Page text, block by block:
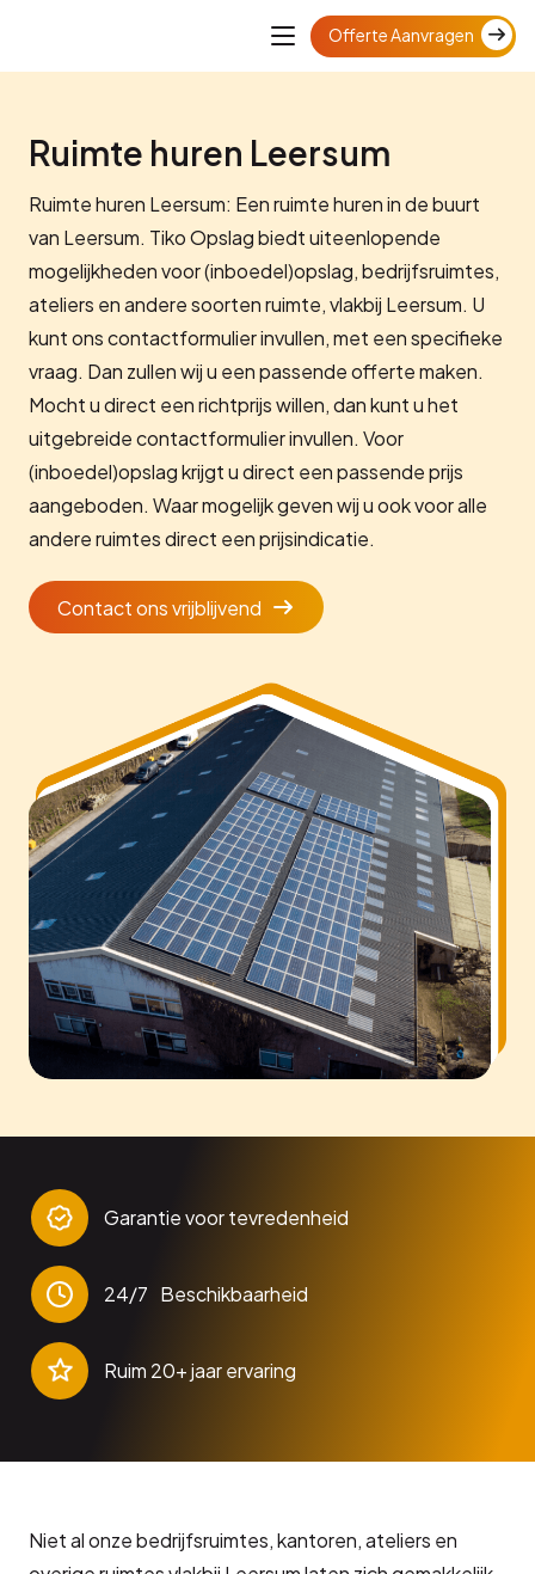
Offerte Aanvragen
Ruimte huren Leersum
Ruimte huren Leersum: Een ruimte huren in de buurt
van Leersum. Tiko Opslag biedt uiteenlopende
mogelijkheden voor (inboedel)opslag, bedrijfsruimtes,
ateliers en andere soorten ruimte, vlakbij Leersum. U
kunt ons contactformulier invullen, met een specifieke
vraag. Dan zullen wij u een passende offerte maken.
Mocht u direct een richtprijs willen, dan kunt u het
uitgebreide contactformulier invullen. Voor
(inboedel)opslag krijgt u direct een passende prijs
aangeboden. Waar mogelijk geven wij u ook voor alle
andere ruimtes direct een prijsindicatie.
Contact ons vrijblijvend
Garantie voor tevredenheid
24/7 Beschikbaarheid
Ruim 20+ jaar ervaring
Niet al onze bedrijfsruimtes, kantoren, ateliers en